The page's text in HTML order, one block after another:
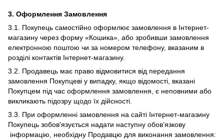
3. Оформлення Замовлення
3.1. Покупець самостійно оформлює замовлення в Інтернет-
магазину через форму «Кошика», або зробивши замовлення
електронною поштою чи за номером телефону, вказаним в
розділі контактів Інтернет-магазину.
3.2. Продавець має право відмовитися від передання
замовлення Покупцеві у випадку, якщо відомості, вказані
Покупцем під час оформлення замовлення, є неповними або
викликають підозру щодо їх дійсності.
3.3. При оформленні замовлення на сайті Інтернет-магазину
Покупець зобов'язується надати наступну обов’язкову
інформацію, необхідну Продавцю для виконання замовлення: